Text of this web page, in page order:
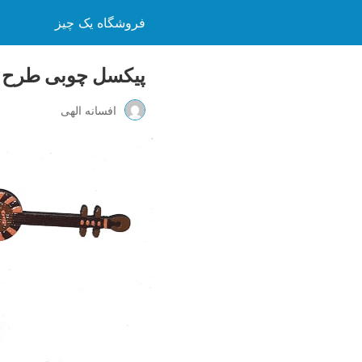
فروشگاه یک چیز
پیکسل چوبی
افسانه الهی